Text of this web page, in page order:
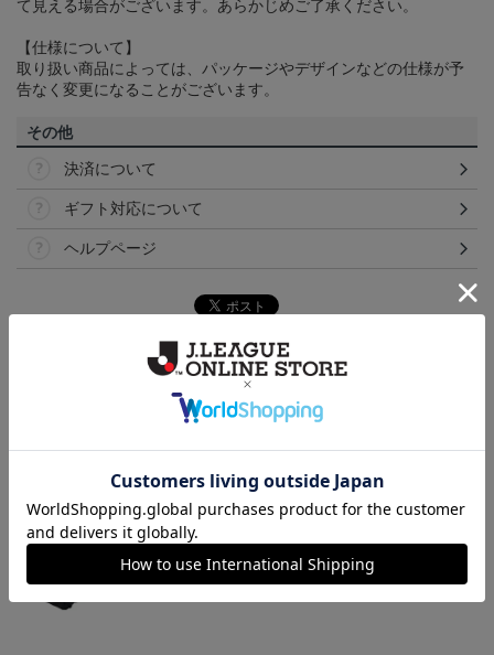
て見える場合がございます。あらかじめご了承ください。
【仕様について】
取り扱い商品によっては、パッケージやデザインなどの仕様が予
告なく変更になることがございます。
その他
決済について
ギフト対応について
ヘルプページ
横浜FM
日常にもF・マリノスを！普段使いにオススメのアイ
テム！